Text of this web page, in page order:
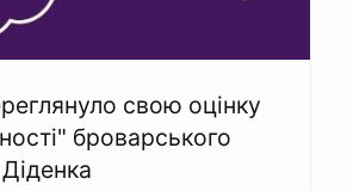
свою оцінку
броварського